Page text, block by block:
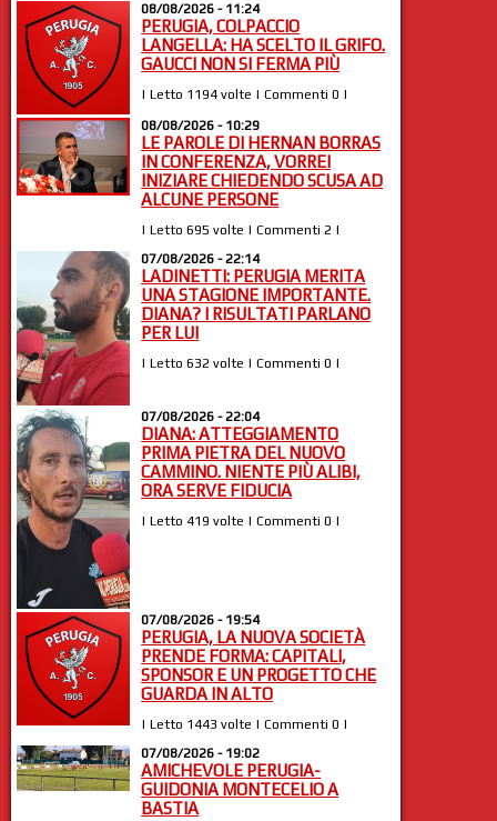
08/08/2026 - 11:24
PERUGIA, COLPACCIO
LANGELLA: HA SCELTO IL GRIFO.
GAUCCI NON SI FERMA PIÙ
| Letto 1194 volte | Commenti 0 |
08/08/2026 - 10:29
LE PAROLE DI HERNAN BORRAS
IN CONFERENZA, VORREI
INIZIARE CHIEDENDO SCUSA AD
ALCUNE PERSONE
| Letto 695 volte | Commenti 2 |
07/08/2026 - 22:14
LADINETTI: PERUGIA MERITA
UNA STAGIONE IMPORTANTE.
DIANA? I RISULTATI PARLANO
PER LUI
| Letto 632 volte | Commenti 0 |
07/08/2026 - 22:04
DIANA: ATTEGGIAMENTO
PRIMA PIETRA DEL NUOVO
CAMMINO. NIENTE PIÙ ALIBI,
ORA SERVE FIDUCIA
| Letto 419 volte | Commenti 0 |
07/08/2026 - 19:54
PERUGIA, LA NUOVA SOCIETÀ
PRENDE FORMA: CAPITALI,
SPONSOR E UN PROGETTO CHE
GUARDA IN ALTO
| Letto 1443 volte | Commenti 0 |
07/08/2026 - 19:02
AMICHEVOLE PERUGIA-
GUIDONIA MONTECELIO A
BASTIA